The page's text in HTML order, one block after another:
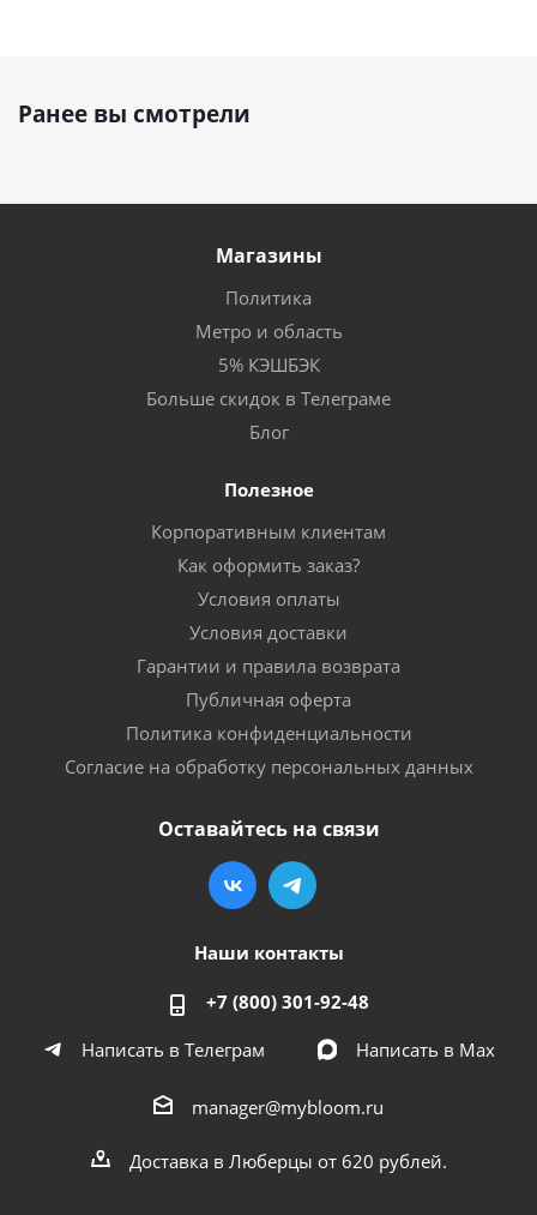
Ранее вы смотрели
Магазины
Политика
Метро и область
5% КЭШБЭК
Больше скидок в Телеграме
Блог
Полезное
Корпоративным клиентам
Как оформить заказ?
Условия оплаты
Условия доставки
Гарантии и правила возврата
Публичная оферта
Политика конфиденциальности
Согласие на обработку персональных данных
Оставайтесь на связи
Наши контакты
+7 (800) 301-92-48
Написать в Телеграм
Написать в Мах
manager@mybloom.ru
Доставка в Люберцы от 620 рублей.